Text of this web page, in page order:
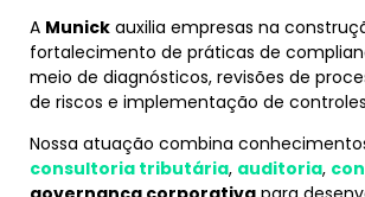
A Munick auxilia empresas na
fortalecimento de práticas de
meio de diagnósticos, revisões de
de riscos e implementação de
Nossa atuação combina
consultoria tributária, auditoria,